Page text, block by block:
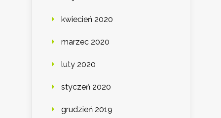
kwiecień 2020
marzec 2020
luty 2020
styczeń 2020
grudzień 2019